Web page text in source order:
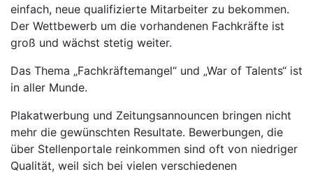
einfach, neue qualifizierte Mitarbeiter zu bekommen.
Der Wettbewerb um die vorhandenen Fachkräfte ist
groß und wächst stetig weiter.
Das Thema „Fachkräftemangel“ und „War of Talents“ ist
in aller Munde.
Plakatwerbung und Zeitungsannouncen bringen nicht
mehr die gewünschten Resultate. Bewerbungen, die
über Stellenportale reinkommen sind oft von niedriger
Qualität, weil sich bei vielen verschiedenen